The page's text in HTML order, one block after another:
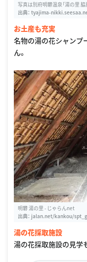
写真は別府明礬温泉「湯の里
出典： tyajima-
お土産も充実
名物の湯の花シャンプ
ん。
明礬 湯の里 - じゃらんnet
出典： jalan.net/kankou/
湯の花採取施設
湯の花採取施設の見学